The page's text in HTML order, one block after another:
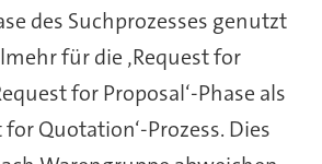
des Suchprozesses genutzt
für die ‚Request for
for Proposal‘-Phase als
Quotation‘-Prozess. Dies